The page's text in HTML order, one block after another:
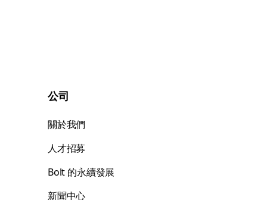
公司
關於我們
人才招募
Bolt 的永續發展
新聞中心